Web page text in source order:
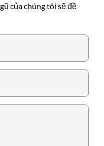
của chúng tôi sẽ đề